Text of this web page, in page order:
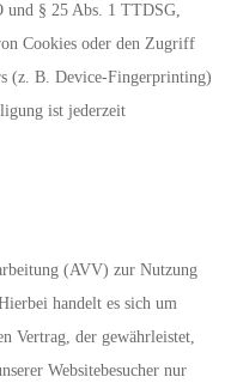
§ 25 Abs. 1 TTDSG,
Cookies oder den Zugriff
(z. B. Device-Fingerprinting)
ist jederzeit
(AVV) zur Nutzung
handelt es sich um
Vertrag, der gewährleistet,
Websitebesucher nur